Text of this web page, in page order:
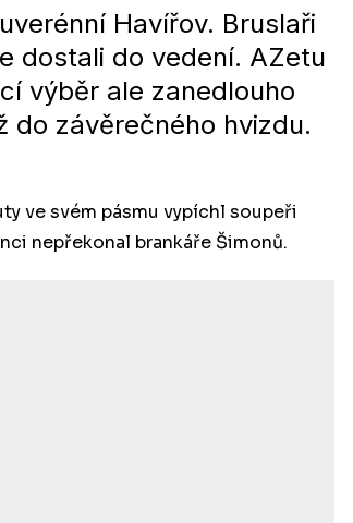
Havířov. Bruslaři
dostali do vedení. AZetu
výběr ale zanedlouho
do závěrečného hvizdu.
ve svém pásmu vypíchl soupeři
nepřekonal brankáře Šimonů.